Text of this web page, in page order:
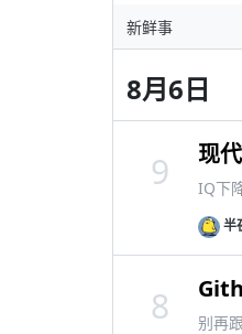
新鲜事
8月6日
现
IQ下
半
9
别再
8